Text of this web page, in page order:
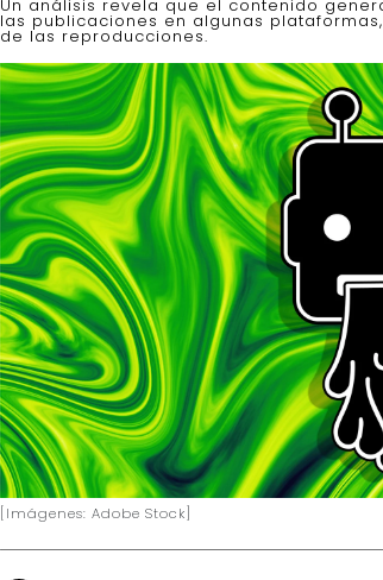
Un análisis revela que el contenido
las publicaciones en algunas
de las reproducciones.
[Imágenes: Adobe Stock]